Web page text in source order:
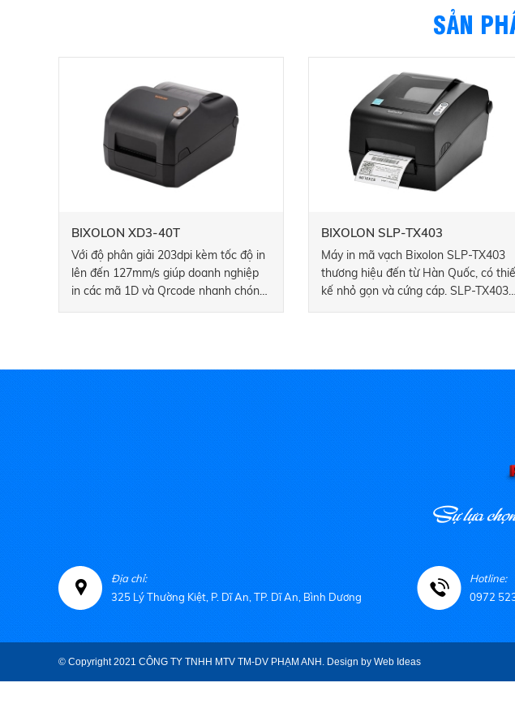
SẢN
BIXOLON XD3-40T
Với độ phân giải 203dpi kèm tốc độ in
lên đến 127mm/s giúp doanh nghiệp
in các mã 1D và Qrcode nhanh chóng.
BIXOLON SLP-TX403
Máy in mã vạch Bixolon SLP-TX403
thương hiệu đến từ Hàn Quốc, có
kế nhỏ gọn và cứng cáp. SLP-TX403
Sự lựa
Địa chỉ:
325 Lý Thường Kiệt, P. Dĩ An, TP. Dĩ An, Bình Dương
Hotline:
0972
© Copyright 2021 CÔNG TY TNHH MTV TM-DV PHẠM ANH. Design by Web Ideas